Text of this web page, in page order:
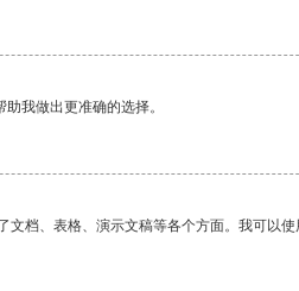
我做出更准确的选择。
文档、表格、演示文稿等各个方面。我可以